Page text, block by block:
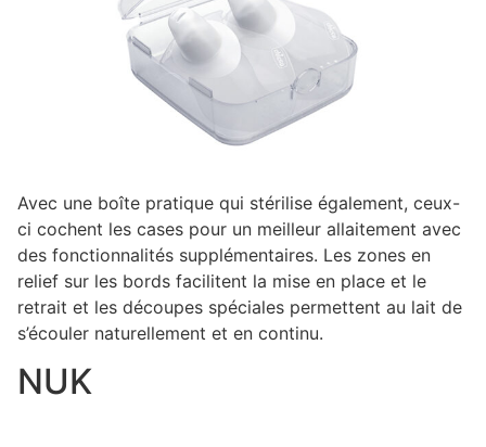
Avec une boîte pratique qui stérilise également, ceux-
ci cochent les cases pour un meilleur allaitement avec
des fonctionnalités supplémentaires. Les zones en
relief sur les bords facilitent la mise en place et le
retrait et les découpes spéciales permettent au lait de
s’écouler naturellement et en continu.
NUK